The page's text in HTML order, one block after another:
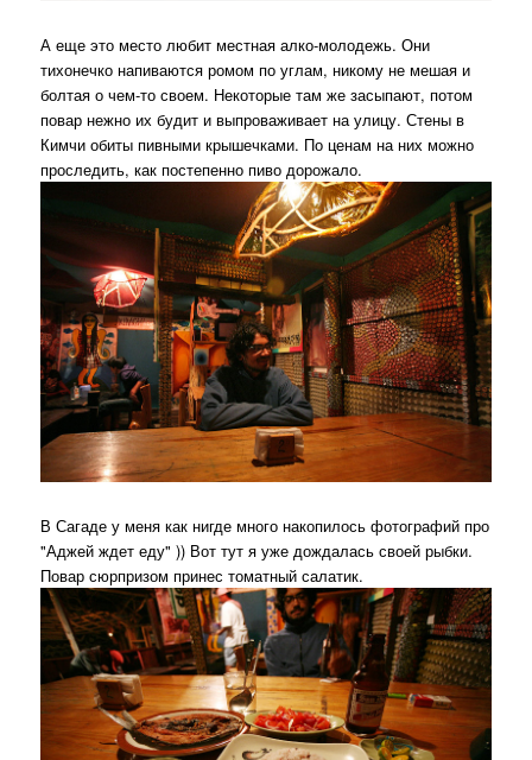
А еще это место любит местная алко-молодежь. Они
тихонечко напиваются ромом по углам, никому не мешая и
болтая о чем-то своем. Некоторые там же засыпают, потом
повар нежно их будит и выпроваживает на улицу. Стены в
Кимчи обиты пивными крышечками. По ценам на них можно
проследить, как постепенно пиво дорожало.
В Сагаде у меня как нигде много накопилось фотографий про
"Аджей ждет еду" )) Вот тут я уже дождалась своей рыбки.
Повар сюрпризом принес томатный салатик.